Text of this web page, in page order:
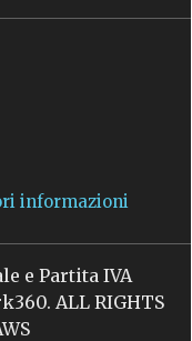
informazioni
e Partita IVA
ALL RIGHTS